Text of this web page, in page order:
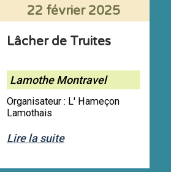
22 février 2025
Lâcher de Truites
Lamothe Montravel
Organisateur : L' Hameçon
Lamothais
Lire la suite